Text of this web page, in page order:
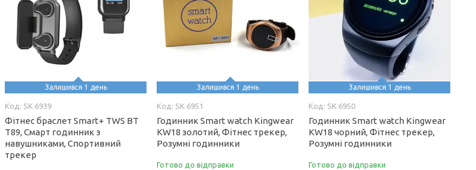
Залишився 1 день
SK 6939
Фітнес браслет Smart+ TWS BT
T89, Смарт годинник з
навушниками, Спортивний
трекер
Залишився 1 день
SK 6951
Годинник Smart watch Kingwear
KW18 золотий, Фітнес трекер,
Розумні годинники
Готово до відправки
Залишився 1 день
SK 6950
Годинник Smart watch Kingwear
KW18 чорний, Фітнес трекер,
Розумні годинники
Готово до відправки